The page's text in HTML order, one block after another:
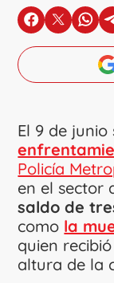
en Facebook
en Xen
El 9 de
Policía
en el sector
saldo de
como la
quien
altura de la